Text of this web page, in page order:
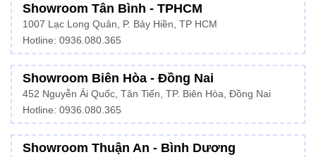
Showroom Tân Bình - TPHCM
1007 Lạc Long Quân, P. Bảy Hiền, TP HCM
Hotline: 0936.080.365
Showroom Biên Hòa - Đồng Nai
452 Nguyễn Ái Quốc, Tân Tiến, TP. Biên Hòa, Đồng Nai
Hotline: 0936.080.365
Showroom Thuận An - Bình Dương